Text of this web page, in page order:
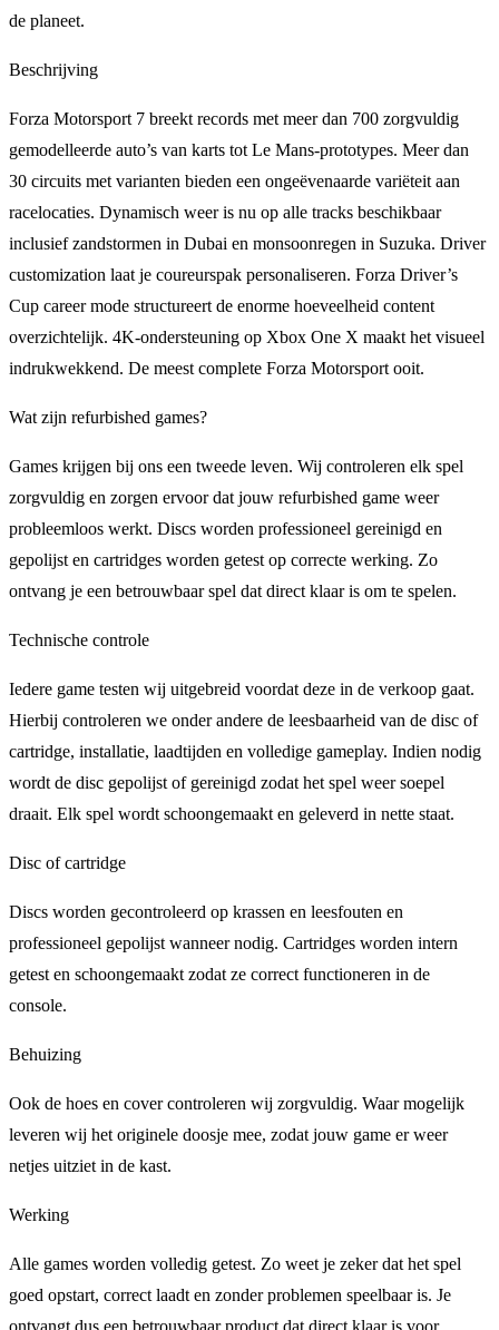
de planeet.
Beschrijving
Forza Motorsport 7 breekt records met meer dan 700 zorgvuldig
gemodelleerde auto’s van karts tot Le Mans-prototypes. Meer dan
30 circuits met varianten bieden een ongeëvenaarde variëteit aan
racelocaties. Dynamisch weer is nu op alle tracks beschikbaar
inclusief zandstormen in Dubai en monsoonregen in Suzuka. Driver
customization laat je coureurspak personaliseren. Forza Driver’s
Cup career mode structureert de enorme hoeveelheid content
overzichtelijk. 4K-ondersteuning op Xbox One X maakt het visueel
indrukwekkend. De meest complete Forza Motorsport ooit.
Wat zijn refurbished games?
Games krijgen bij ons een tweede leven. Wij controleren elk spel
zorgvuldig en zorgen ervoor dat jouw refurbished game weer
probleemloos werkt. Discs worden professioneel gereinigd en
gepolijst en cartridges worden getest op correcte werking. Zo
ontvang je een betrouwbaar spel dat direct klaar is om te spelen.
Technische controle
Iedere game testen wij uitgebreid voordat deze in de verkoop gaat.
Hierbij controleren we onder andere de leesbaarheid van de disc of
cartridge, installatie, laadtijden en volledige gameplay. Indien nodig
wordt de disc gepolijst of gereinigd zodat het spel weer soepel
draait. Elk spel wordt schoongemaakt en geleverd in nette staat.
Disc of cartridge
Discs worden gecontroleerd op krassen en leesfouten en
professioneel gepolijst wanneer nodig. Cartridges worden intern
getest en schoongemaakt zodat ze correct functioneren in de
console.
Behuizing
Ook de hoes en cover controleren wij zorgvuldig. Waar mogelijk
leveren wij het originele doosje mee, zodat jouw game er weer
netjes uitziet in de kast.
Werking
Alle games worden volledig getest. Zo weet je zeker dat het spel
goed opstart, correct laadt en zonder problemen speelbaar is. Je
ontvangt dus een betrouwbaar product dat direct klaar is voor